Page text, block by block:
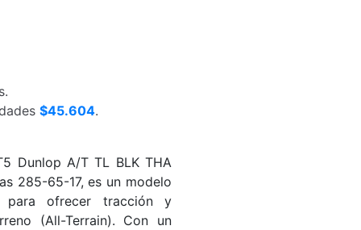
$45.604.
Dunlop A/T TL BLK THA
285-65-17, es un modelo
para ofrecer tracción y
(All-Terrain). Con un